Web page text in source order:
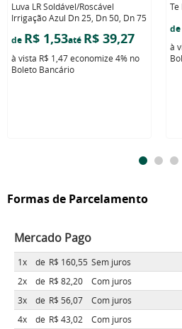
Luva LR Soldável/Roscável
Irrigação Azul Dn 25, Dn 50, Dn 75
de R$ 1,53até R$ 39,27
à vista R$ 1,47economize 4% no
Boleto Bancário
Te
de
à
Formas de Parcelamento
Mercado Pago
1x de R$ 160,55 Sem juros
2x
de R$ 82,20 Com juros
3x
de R$ 56,07 Com juros
4x
de R$ 43,02 Com juros